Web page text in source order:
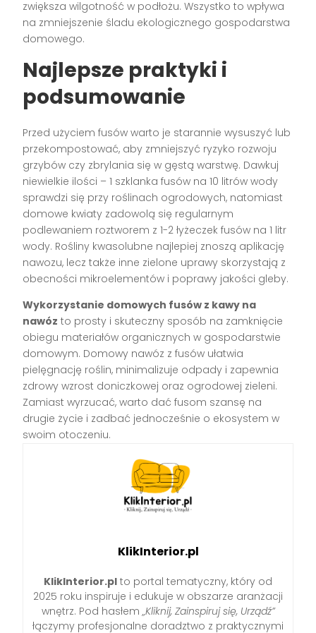
zwiększa wilgotność w podłożu. Wszystko to wpływa
na zmniejszenie śladu ekologicznego gospodarstwa
domowego.
Najlepsze praktyki i
podsumowanie
Przed użyciem fusów warto je starannie wysuszyć lub
przekompostować, aby zmniejszyć ryzyko rozwoju
grzybów czy zbrylania się w gęstą warstwę. Dawkuj
niewielkie ilości – 1 szklanka fusów na 10 litrów wody
sprawdzi się przy roślinach ogrodowych, natomiast
domowe kwiaty zadowolą się regularnym
podlewaniem roztworem z 1-2 łyżeczek fusów na 1 litr
wody. Rośliny kwasolubne najlepiej znoszą aplikację
nawozu, lecz także inne zielone uprawy skorzystają z
obecności mikroelementów i poprawy jakości gleby.
Wykorzystanie domowych fusów z kawy na
nawóz to prosty i skuteczny sposób na zamknięcie
obiegu materiałów organicznych w gospodarstwie
domowym. Domowy nawóz z fusów ułatwia
pielęgnację roślin, minimalizuje odpady i zapewnia
zdrowy wzrost doniczkowej oraz ogrodowej zieleni.
Zamiast wyrzucać, warto dać fusom szansę na
drugie życie i zadbać jednocześnie o ekosystem w
swoim otoczeniu.
KlikInterior.pl
KlikInterior.pl to portal tematyczny, który od
2025 roku inspiruje i edukuje w obszarze aranżacji
wnętrz. Pod hasłem „Kliknij, Zainspiruj się, Urządź”
łączymy profesjonalne doradztwo z praktycznymi